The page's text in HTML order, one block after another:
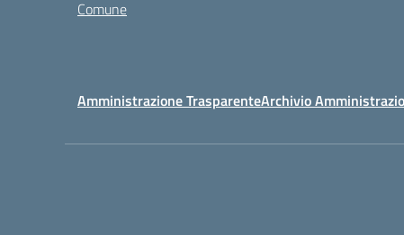
Comune
Amministrazione TrasparenteArchivio